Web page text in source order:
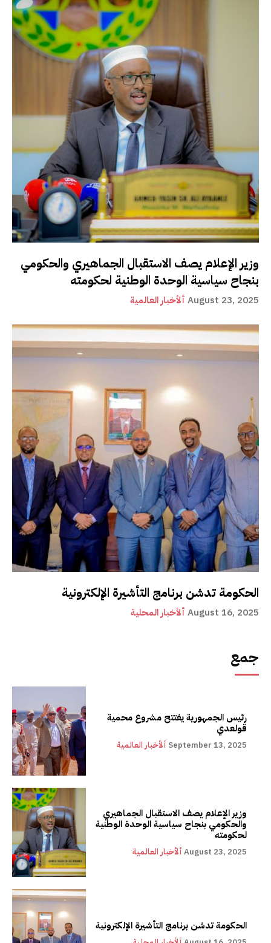
وزير الإعلام يصف الاستقبال الجماهيري والحكومي
بنجاح سياسية الوحدة الوطنية لحكومته
ألأخبار العالمية August 23, 2025
الحكومة تدشن برنامج التأشيرة الإلكترونية
ألأخبار المحلية August 16, 2025
جمع
رئيس الجمهورية يفتتح مشروع محمية
قولعدي
ألأخبار العالمية September 13, 2025
وزير الإعلام يصف الاستقبال الجماهيري
والحكومي بنجاح سياسية الوحدة الوطنية
لحكومته
ألأخبار العالمية August 23, 2025
الحكومة تدشن برنامج التأشيرة الإلكترونية